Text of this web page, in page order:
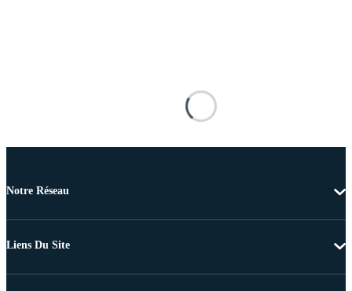
Notre Réseau
Liens Du Site